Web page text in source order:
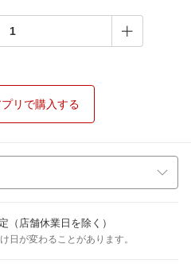
リで購入する
（店舗休業日を除く）
日が変わることがあります。